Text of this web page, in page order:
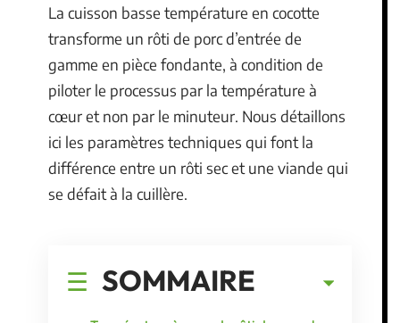
La cuisson basse température en cocotte
transforme un rôti de porc d’entrée de
gamme en pièce fondante, à condition de
piloter le processus par la température à
cœur et non par le minuteur. Nous détaillons
ici les paramètres techniques qui font la
différence entre un rôti sec et une viande qui
se défait à la cuillère.
SOMMAIRE